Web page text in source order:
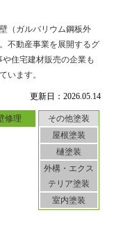
更新日：2026.05.14
修理
その他塗装
屋根塗装
樋塗装
外構・エクス
テリア塗装
室内塗装
（ガルバリウム鋼板外
不動産事業を展開するグ
住宅建材販売の企業も
います。